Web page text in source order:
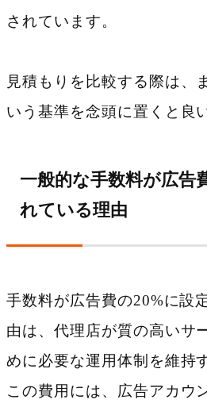
されています。
見積もりを比較する際は、
いう基準を念頭に置くと良
一般的な手数料が広告
れている理由
手数料が広告費の20%に設
由は、代理店が質の高いサ
めに必要な運用体制を維持
この費用には、広告アカウ